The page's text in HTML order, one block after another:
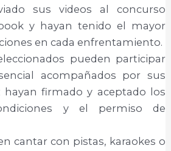
sus videos al concurso
y hayan tenido el mayor
en cada enfrentamiento.
pueden participar
acompañados por sus
hayan firmado y aceptado los
y el permiso de
cantar con pistas, karaokes o